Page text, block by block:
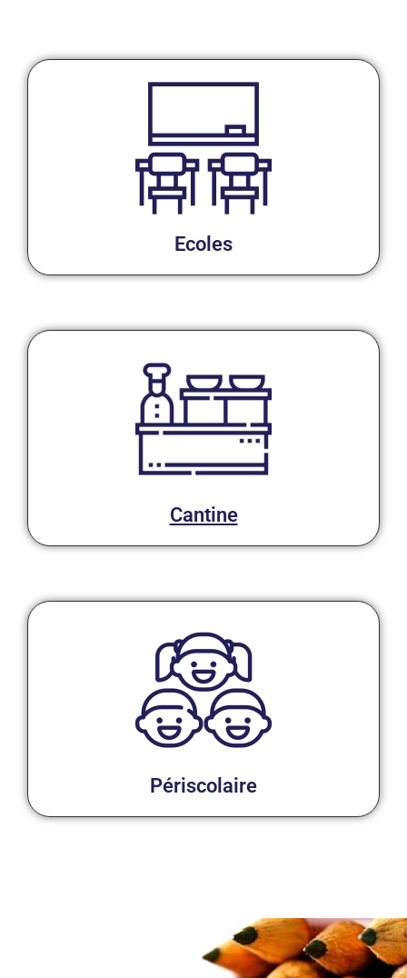
Ecoles
Cantine
Périscolaire